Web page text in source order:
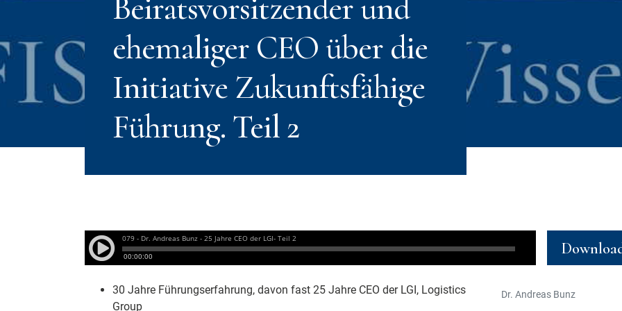
Beiratsvorsitzender und
ehemaliger CEO über die
Initiative Zukunftsfähige
Führung. Teil 2
Dr. Andreas Bunz
30 Jahre Führungserfahrung, davon fast 25 Jahre CEO der LGI, Logistics
Group